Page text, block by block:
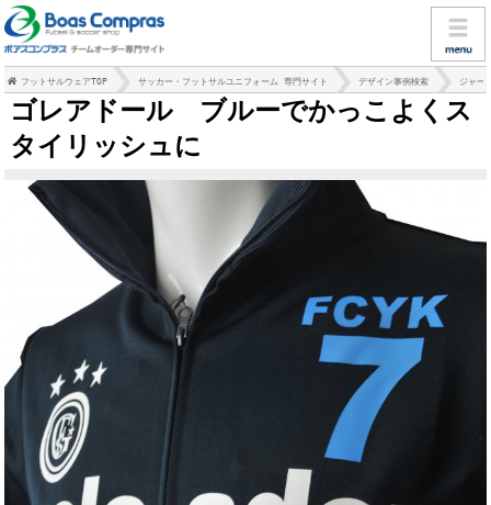
フットサルウェアTOP サッカー・フットサルユニフォーム 専門サイト デザイン事例検索 ジャー
ゴレアドール ブルーでかっこよくス
タイリッシュに